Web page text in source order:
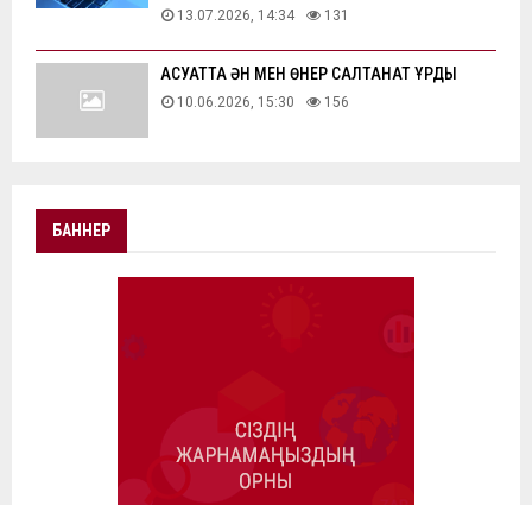
13.07.2026, 14:34 131
АҚСУАТТА ӘН МЕН ӨНЕР САЛТАНАТ ҚҰРДЫ
10.06.2026, 15:30 156
БАННЕР